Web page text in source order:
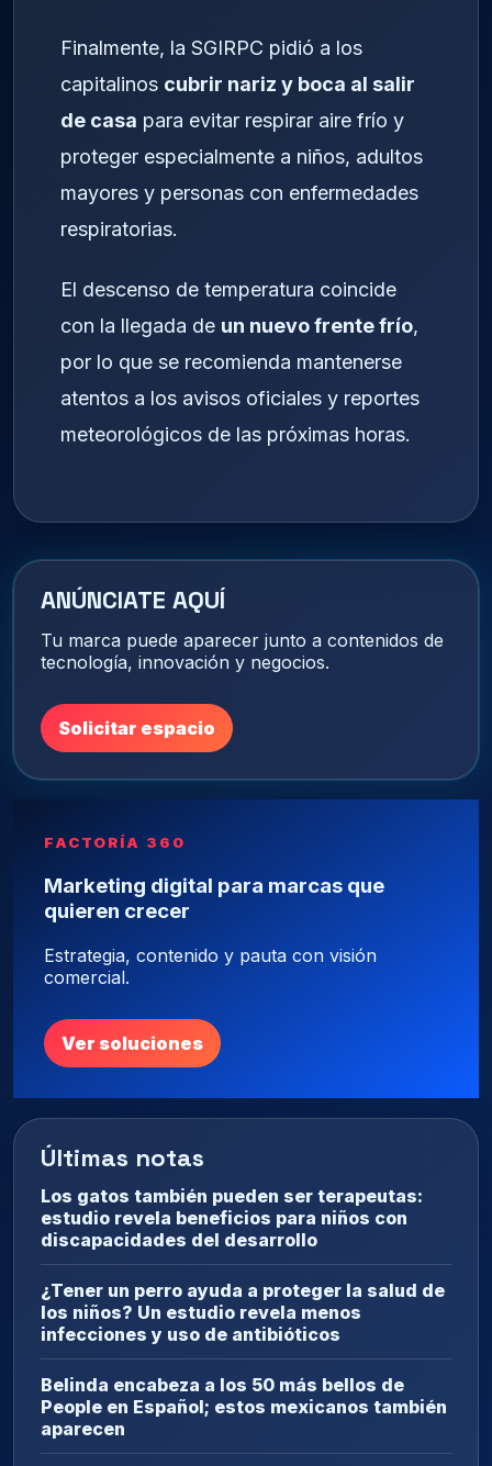
Finalmente, la SGIRPC pidió a los
capitalinos cubrir nariz y boca al salir
de casa para evitar respirar aire frío y
proteger especialmente a niños, adultos
mayores y personas con enfermedades
respiratorias.
El descenso de temperatura coincide
con la llegada de un nuevo frente frío,
por lo que se recomienda mantenerse
atentos a los avisos oficiales y reportes
meteorológicos de las próximas horas.
ANÚNCIATE AQUÍ
Tu marca puede aparecer junto a contenidos de
tecnología, innovación y negocios.
Solicitar espacio
FACTORÍA 360
Marketing digital para marcas que
quieren crecer
Estrategia, contenido y pauta con visión
comercial.
Ver soluciones
Últimas notas
Los gatos también pueden ser terapeutas:
estudio revela beneficios para niños con
discapacidades del desarrollo
¿Tener un perro ayuda a proteger la salud de
los niños? Un estudio revela menos
infecciones y uso de antibióticos
Belinda encabeza a los 50 más bellos de
People en Español; estos mexicanos también
aparecen